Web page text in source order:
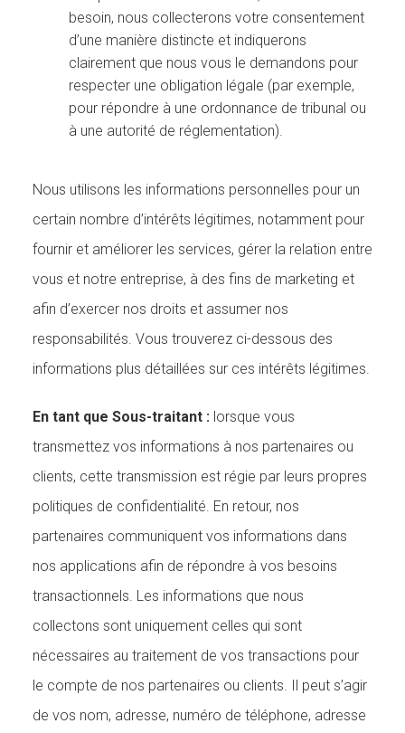
besoin, nous collecterons votre consentement
d’une manière distincte et indiquerons
clairement que nous vous le demandons pour
respecter une obligation légale (par exemple,
pour répondre à une ordonnance de tribunal ou
à une autorité de réglementation).
Nous utilisons les informations personnelles pour un
certain nombre d’intérêts légitimes, notamment pour
fournir et améliorer les services, gérer la relation entre
vous et notre entreprise, à des fins de marketing et
afin d’exercer nos droits et assumer nos
responsabilités. Vous trouverez ci-dessous des
informations plus détaillées sur ces intérêts légitimes.
En tant que Sous-traitant : lorsque vous
transmettez vos informations à nos partenaires ou
clients, cette transmission est régie par leurs propres
politiques de confidentialité. En retour, nos
partenaires communiquent vos informations dans
nos applications afin de répondre à vos besoins
transactionnels. Les informations que nous
collectons sont uniquement celles qui sont
nécessaires au traitement de vos transactions pour
le compte de nos partenaires ou clients. Il peut s’agir
de vos nom, adresse, numéro de téléphone, adresse